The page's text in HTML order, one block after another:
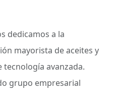
dedicamos a la
mayorista de aceites y
avanzada.
grupo empresarial